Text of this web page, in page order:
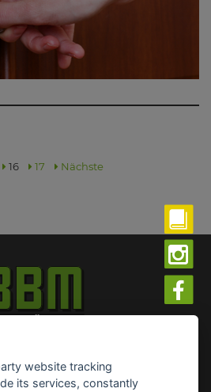
16 17 Nächste
ändern
website tracking
its services, constantly